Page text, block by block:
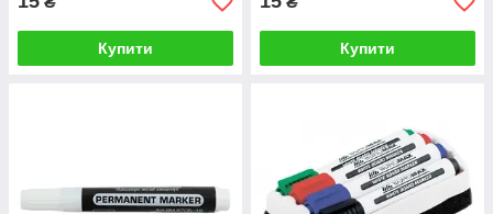
Купити Купити